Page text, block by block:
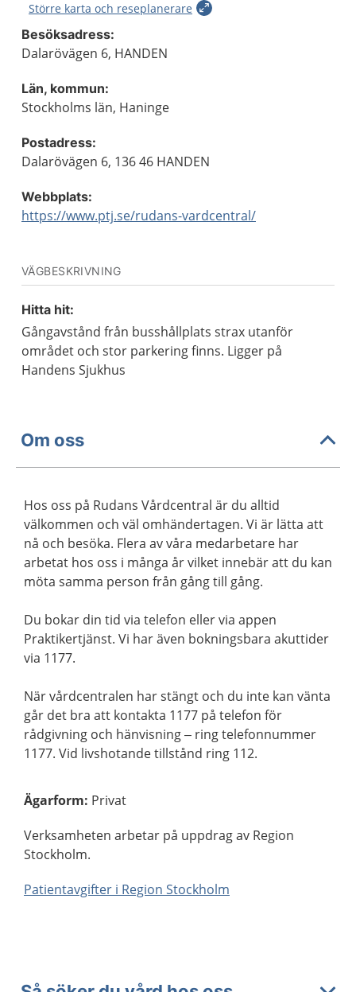
Större karta och reseplanerare
Besöksadress:
Dalarövägen 6, HANDEN
Län, kommun:
Stockholms län, Haninge
Postadress:
Dalarövägen 6, 136 46 HANDEN
Webbplats:
https://www.ptj.se/rudans-vardcentral/
VÄGBESKRIVNING
Hitta hit:
Gångavstånd från busshållplats strax utanför
området och stor parkering finns. Ligger på
Handens Sjukhus
Om oss
Hos oss på Rudans Vårdcentral är du alltid
välkommen och väl omhändertagen. Vi är lätta att
nå och besöka. Flera av våra medarbetare har
arbetat hos oss i många år vilket innebär att du kan
möta samma person från gång till gång.
Du bokar din tid via telefon eller via appen
Praktikertjänst. Vi har även bokningsbara akuttider
via 1177.
När vårdcentralen har stängt och du inte kan vänta
går det bra att kontakta 1177 på telefon för
rådgivning och hänvisning – ring telefonnummer
1177. Vid livshotande tillstånd ring 112.
Ägarform: Privat
Verksamheten arbetar på uppdrag av Region
Stockholm.
Patientavgifter i Region Stockholm